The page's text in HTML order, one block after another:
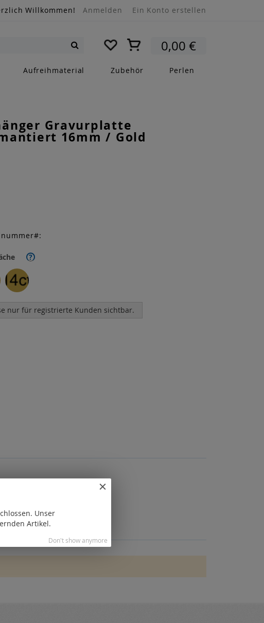
Willkommen! Anmelden Ein Konto erstellen
Mein Warenkorb
0,00 €
Aufreihmaterial Zubehör Perlen
Gravurplatte
16mm / Gold
?
nur für registrierte Kunden sichtbar.
Unser
Artikel.
Don't show anymore